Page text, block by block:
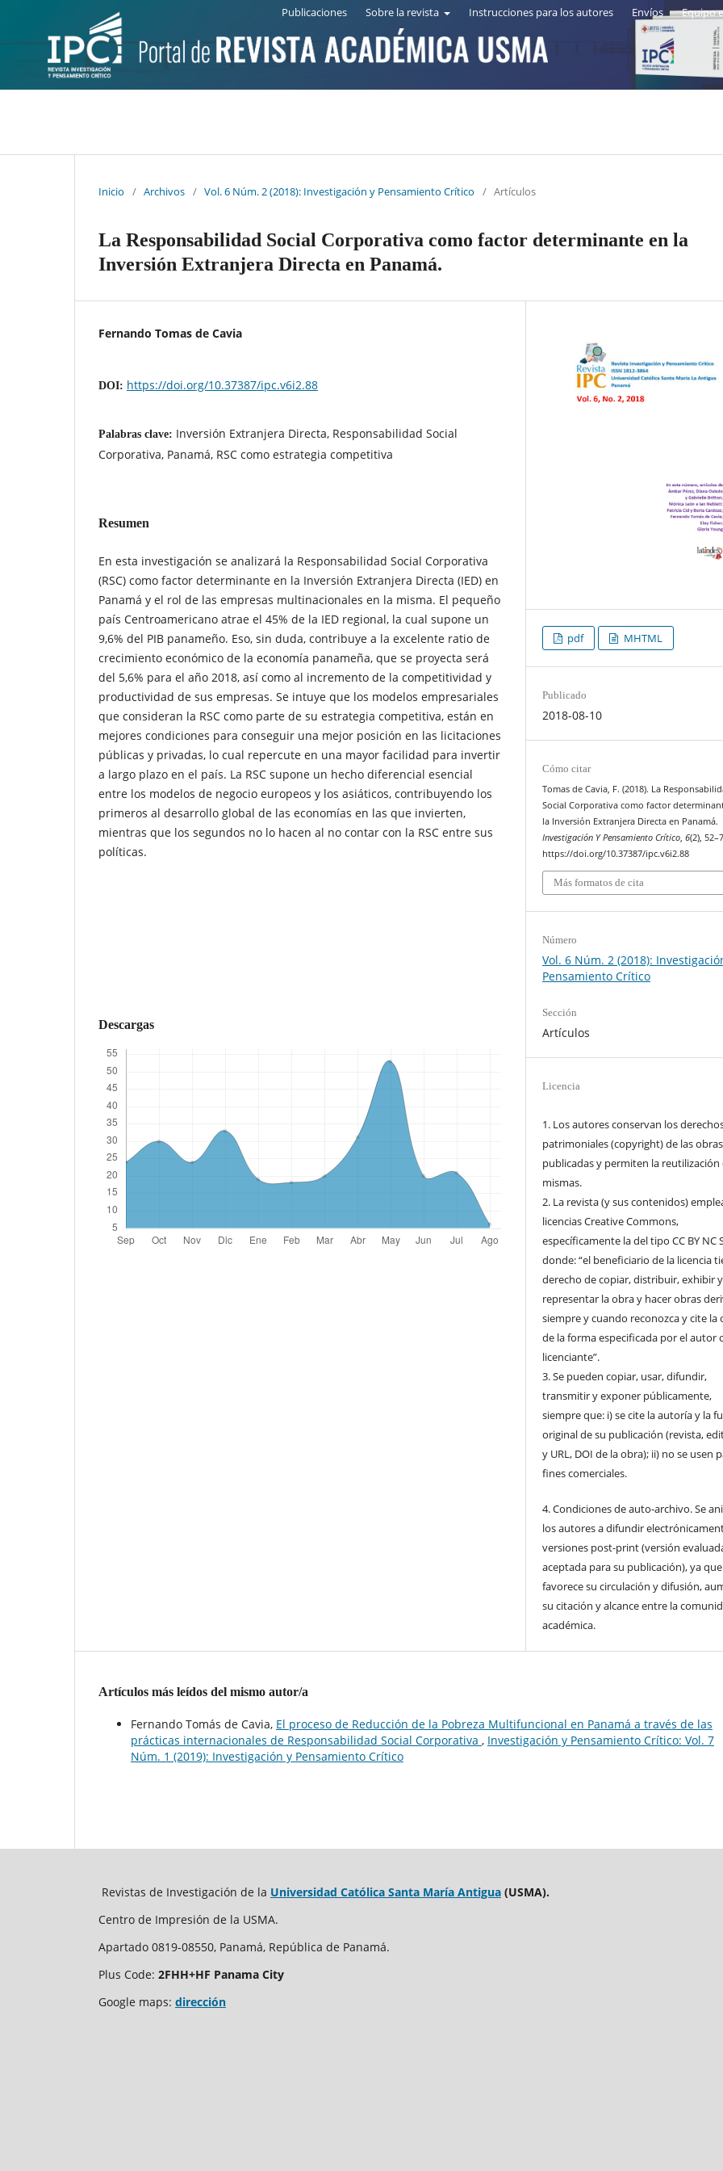
Publicaciones Sobre la revista Instrucciones para los autores Envíos Equipo
Inicio / Archivos / Vol. 6 Núm. 2 (2018): Investigación y Pensamiento Crítico / Artículos
La Responsabilidad Social Corporativa como factor determinante en la
Inversión Extranjera Directa en Panamá.
Fernando Tomas de Cavia
DOI: https://doi.org/10.37387/ipc.v6i2.88
Palabras clave: Inversión Extranjera Directa, Responsabilidad Social
Corporativa, Panamá, RSC como estrategia competitiva
Resumen
En esta investigación se analizará la Responsabilidad Social Corporativa
(RSC) como factor determinante en la Inversión Extranjera Directa (IED) en
Panamá y el rol de las empresas multinacionales en la misma. El pequeño
país Centroamericano atrae el 45% de la IED regional, la cual supone un
9,6% del PIB panameño. Eso, sin duda, contribuye a la excelente ratio de
crecimiento económico de la economía panameña, que se proyecta será
del 5,6% para el año 2018, así como al incremento de la competitividad y
productividad de sus empresas. Se intuye que los modelos empresariales
que consideran la RSC como parte de su estrategia competitiva, están en
mejores condiciones para conseguir una mejor posición en las licitaciones
públicas y privadas, lo cual repercute en una mayor facilidad para invertir
a largo plazo en el país. La RSC supone un hecho diferencial esencial
entre los modelos de negocio europeos y los asiáticos, contribuyendo los
primeros al desarrollo global de las economías en las que invierten,
mientras que los segundos no lo hacen al no contar con la RSC entre sus
políticas.
Descargas
pdf MHTML
Publicado
2018-08-10
Cómo citar
Tomas de Cavia, F. (2018). La
Social Corporativa como factor
la Inversión Extranjera Directa en Panamá.
Investigación Y Pensamiento Crítico,6(2),
https://doi.org/10.37387/ipc.v6i2.88
Más formatos de cita
Número
Vol. 6 Núm. 2 (2018):
Pensamiento Crítico
Sección
Artículos
Licencia
1. Los autores conservan los
patrimoniales (copyright) de las obras
publicadas y permiten la reutilización
mismas.
2. La revista (y sus contenidos)
licencias Creative Commons,
específicamente la del tipo CC BY NC
donde: “el beneficiario de la licencia
derecho de copiar, distribuir, exhibir y
representar la obra y hacer obras
siempre y cuando reconozca y cite la
de la forma especificada por el autor
licenciante”.
3. Se pueden copiar, usar, difundir,
transmitir y exponer públicamente,
siempre que: i) se cite la autoría y la
original de su publicación (revista,
y URL, DOI de la obra); ii) no se usen
fines comerciales.
4. Condiciones de auto-archivo. Se
los autores a difundir
versiones post-print (versión
aceptada para su publicación), ya que
favorece su circulación y difusión,
su citación y alcance entre la
académica.
Artículos más leídos del mismo autor/a
Fernando Tomás de Cavia, El proceso de Reducción de la Pobreza Multifuncional en Panamá a través de las
prácticas internacionales de Responsabilidad Social Corporativa , Investigación y Pensamiento Crítico: Vol. 7
Núm. 1 (2019): Investigación y Pensamiento Crítico
Revistas de Investigación de la Universidad Católica Santa María Antigua (USMA).
Centro de Impresión de la USMA.
Apartado 0819-08550, Panamá, República de Panamá.
Plus Code: 2FHH+HF Panama City
Google maps: dirección